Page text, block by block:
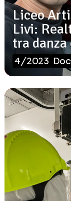
Liceo
Livi:
tra
4/2023